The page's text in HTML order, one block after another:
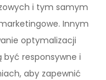
i tym samym
Innym
optymalizacji
responsywne i
aby zapewnić